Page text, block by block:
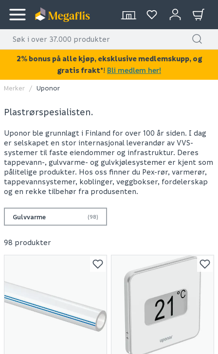
Merker Uponor
Plastrørspesialisten.
Uponor ble grunnlagt i Finland for over 100 år siden. I dag
er selskapet en stor internasjonal leverandør av VVS-
systemer til faste eiendommer og infrastruktur. Deres
tappevann-, gulvvarme- og gulvkjølesystemer er kjent som
pålitelige produkter. Hos oss finner du Pex-rør, varmerør,
tappevannsystemer, koblinger, veggbokser, fordelerskap
og en rekke tilbehør fra produsenten.
Gulvvarme (98)
98 produkter
2% bonus på alle kjøp, eksklusive medlemskupp, og
gratis frakt*! Bli medlem her!